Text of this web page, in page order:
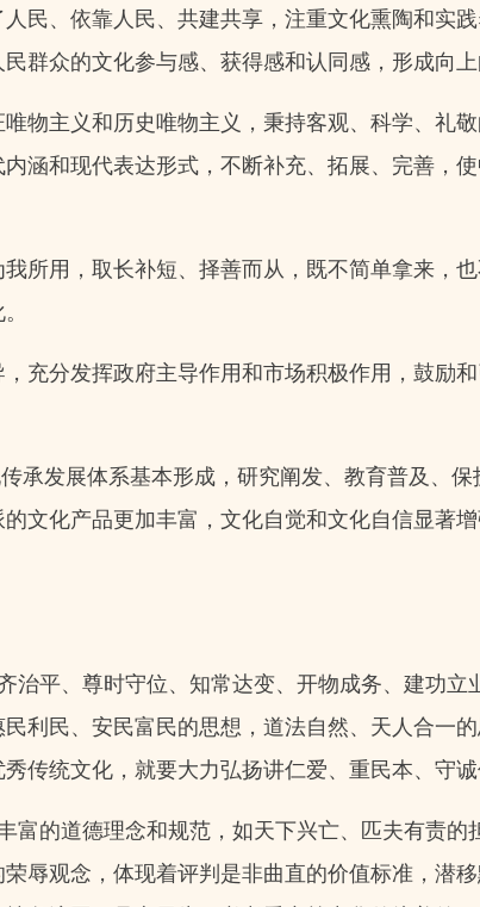
、依靠人民、共建共享，注重文化熏陶和实
群众的文化参与感、获得感和认同感，形成向上
主义和历史唯物主义，秉持客观、科学、礼
涵和现代表达形式，不断补充、拓展、完善，
用，取长补短、择善而从，既不简单拿来，
分发挥政府主导作用和市场积极作用，鼓励
承发展体系基本形成，研究阐发、教育普及、
文化产品更加丰富，文化自觉和文化自信显著
治平、尊时守位、知常达变、开物成务、建功
利民、安民富民的思想，道法自然、天人合一
传统文化，就要大力弘扬讲仁爱、重民本、守
的道德理念和规范，如天下兴亡、匹夫有责的
辱观念，体现着评判是非曲直的价值标准，潜